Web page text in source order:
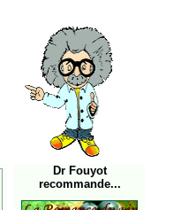
Dr Fouyot
recommande...